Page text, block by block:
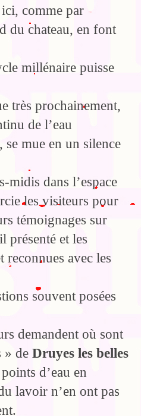
comme par
du chateau, en font
millénaire puisse
très prochainement,
de l’eau
se mue en un silence
midis dans l’espace
les visiteurs pour
témoignages sur
présenté et les
reconnues avec les
souvent posées
demandent où sont
» de Druyes les belles
d’eau en
lavoir n’en ont pas